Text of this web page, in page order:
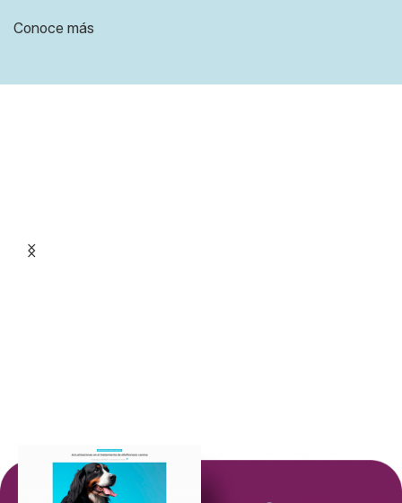
Conoce más